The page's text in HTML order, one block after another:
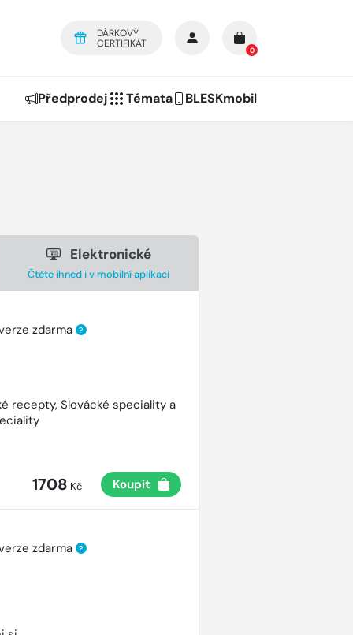
DÁRKOVÝ
CERTIFIKÁT
0
Předprodej Témata BLESKmobil
Elektronické
Čtěte ihned i v mobilní aplikaci
zdarma ?
recepty, Slovácké speciality a
1708 Kč Koupit
zdarma ?